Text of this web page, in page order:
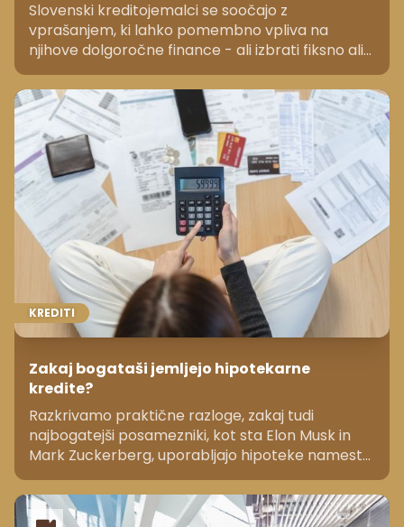
Slovenski kreditojemalci se soočajo z
vprašanjem, ki lahko pomembno vpliva na
njihove dolgoročne finance - ali izbrati fiksno ali
variabilno obrestno mero. Primerjave ponudb
slovenskih bank kažejo, da so razlike manjše kot
pred nekaj leti, vendar lahko že razmeroma
majhna rast referenčne obrestne mere pomeni
več sto evrov višji mesečni obrok.
KREDITI
Zakaj bogataši jemljejo hipotekarne
kredite?
Razkrivamo praktične razloge, zakaj tudi
najbogatejši posamezniki, kot sta Elon Musk in
Mark Zuckerberg, uporabljajo hipoteke namesto
gotovine za nakupe nepremičnin. Ključna je
matematika donosnosti naložb proti stroškom
kredita in izogibanje vezavi likvidnega kapitala.